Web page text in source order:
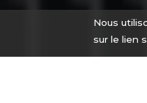
Nous
sur le lien